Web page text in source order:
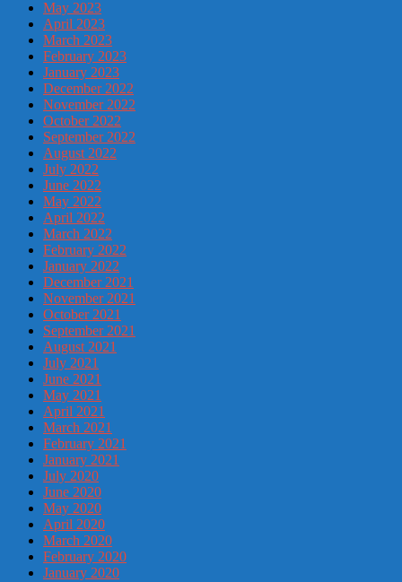
May 2023
April 2023
March 2023
February 2023
January 2023
December 2022
November 2022
October 2022
September 2022
August 2022
July 2022
June 2022
May 2022
April 2022
March 2022
February 2022
January 2022
December 2021
November 2021
October 2021
September 2021
August 2021
July 2021
June 2021
May 2021
April 2021
March 2021
February 2021
January 2021
July 2020
June 2020
May 2020
April 2020
March 2020
February 2020
January 2020